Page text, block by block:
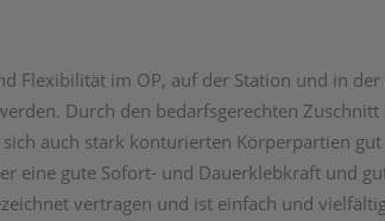
Flexibilität im OP, auf der Station und in
Durch den bedarfsgerechten
auch stark konturierten Körperpartien
gute Sofort- und Dauerklebkraft und
vertragen und ist einfach und